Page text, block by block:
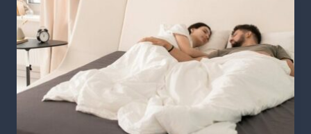
FAIRE
DURER
PLUS
LONGTEMPS